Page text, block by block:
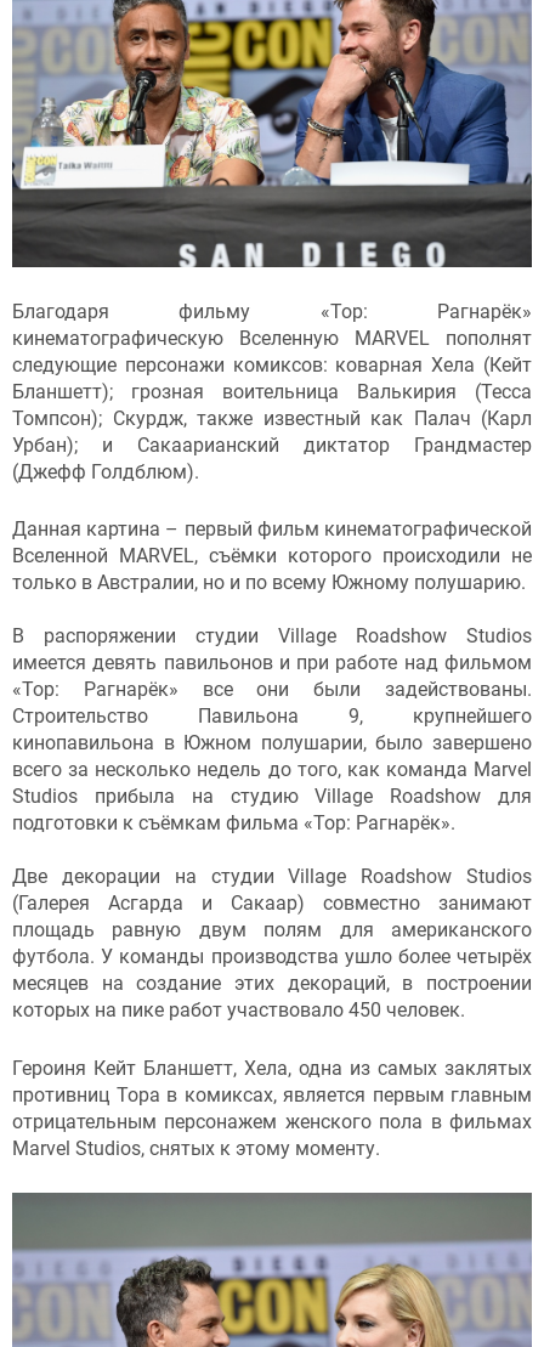
Благодаря фильму «Тор: Рагнарёк»
кинематографическую Вселенную MARVEL пополнят
следующие персонажи комиксов: коварная Хела (Кейт
Бланшетт); грозная воительница Валькирия (Тесса
Томпсон); Скурдж, также известный как Палач (Карл
Урбан); и Сакаарианский диктатор Грандмастер
(Джефф Голдблюм).
Данная картина – первый фильм кинематографической
Вселенной MARVEL, съёмки которого происходили не
только в Австралии, но и по всему Южному полушарию.
В распоряжении студии Village Roadshow Studios
имеется девять павильонов и при работе над фильмом
«Тор: Рагнарёк» все они были задействованы.
Строительство Павильона 9, крупнейшего
кинопавильона в Южном полушарии, было завершено
всего за несколько недель до того, как команда Marvel
Studios прибыла на студию Village Roadshow для
подготовки к съёмкам фильма «Тор: Рагнарёк».
Две декорации на студии Village Roadshow Studios
(Галерея Асгарда и Сакаар) совместно занимают
площадь равную двум полям для американского
футбола. У команды производства ушло более четырёх
месяцев на создание этих декораций, в построении
которых на пике работ участвовало 450 человек.
Героиня Кейт Бланшетт, Хела, одна из самых заклятых
противниц Тора в комиксах, является первым главным
отрицательным персонажем женского пола в фильмах
Marvel Studios, снятых к этому моменту.